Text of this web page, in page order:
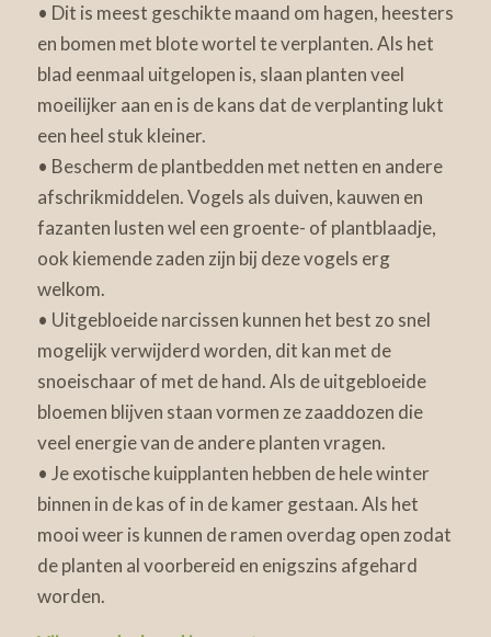
• Dit is meest geschikte maand om hagen, heesters
en bomen met blote wortel te verplanten. Als het
blad eenmaal uitgelopen is, slaan planten veel
moeilijker aan en is de kans dat de verplanting lukt
een heel stuk kleiner.
• Bescherm de plantbedden met netten en andere
afschrikmiddelen. Vogels als duiven, kauwen en
fazanten lusten wel een groente- of plantblaadje,
ook kiemende zaden zijn bij deze vogels erg
welkom.
• Uitgebloeide narcissen kunnen het best zo snel
mogelijk verwijderd worden, dit kan met de
snoeischaar of met de hand. Als de uitgebloeide
bloemen blijven staan vormen ze zaaddozen die
veel energie van de andere planten vragen.
• Je exotische kuipplanten hebben de hele winter
binnen in de kas of in de kamer gestaan. Als het
mooi weer is kunnen de ramen overdag open zodat
de planten al voorbereid en enigszins afgehard
worden.